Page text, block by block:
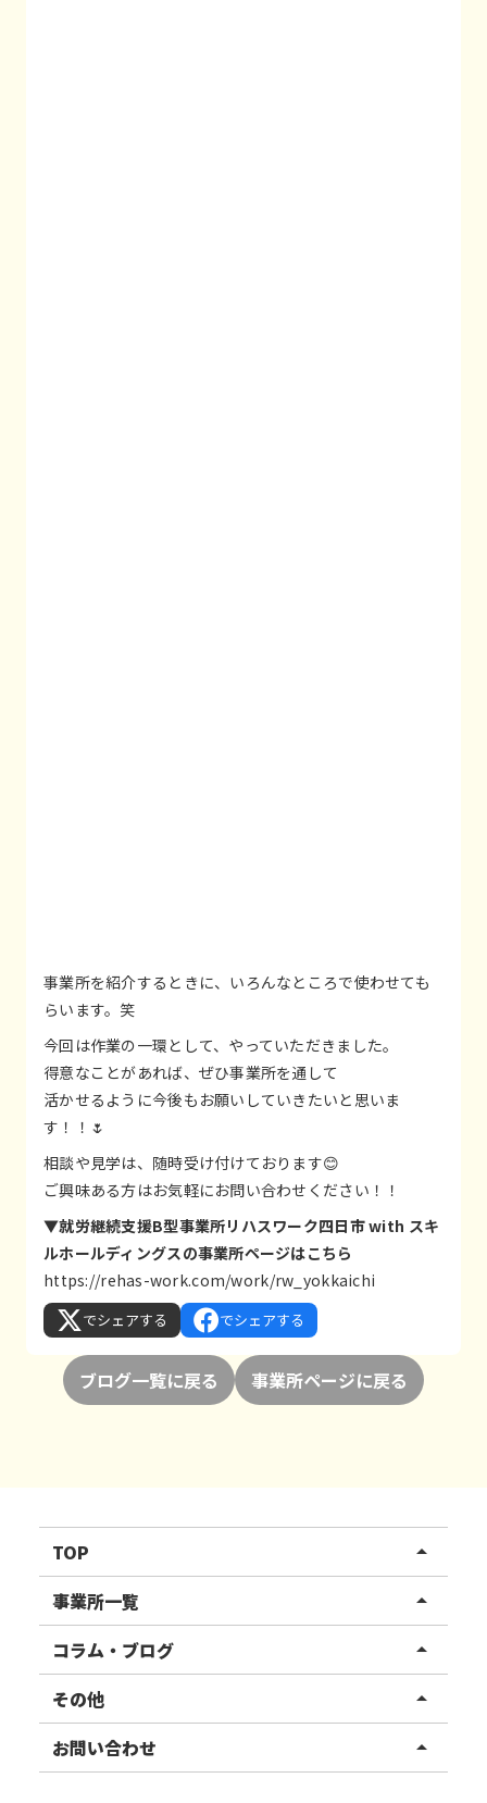
事業所を紹介するときに、いろんなところで使わせても
らいます。笑
今回は作業の一環として、やっていただきました。
得意なことがあれば、ぜひ事業所を通して
活かせるように今後もお願いしていきたいと思いま
す！！🌷
相談や見学は、随時受け付けております😊
ご興味ある方はお気軽にお問い合わせください！！
▼就労継続支援B型事業所リハスワーク四日市 with スキ
ルホールディングスの事業所ページはこちら
https://rehas-work.com/work/rw_yokkaichi
でシェアする でシェアする
ブログ一覧に戻る 事業所ページに戻る
TOP arrow_drop_up
リハスワーク
リハスファーム
事業所一覧 arrow_drop_up
関東エリア
東北エリア
甲信越エリア
コラム・ブログ arrow_drop_up
事業所ブログ
ご利用者様の声
その他 arrow_drop_up
お知らせ
お問い合わせ arrow_drop_up